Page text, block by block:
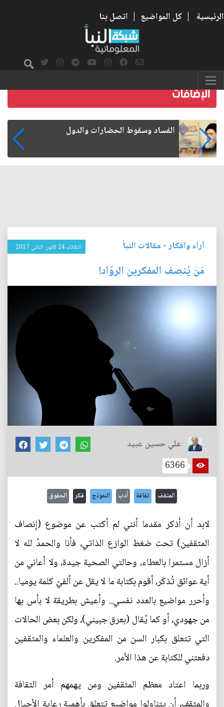
الرئيسية | كل المواضيع | اتصل بنا
رواتب الموظفين على صفيح ساخن
آراء وافكار- مقالات النبأ الثلاثاء 24 كانون الثاني 2017
مَن يُنصف المفكرين الروّاد!
علي حسين عبيد
6366
المثقف ثقافة أدب النموذج فكر الحقوق
لابد أن أذكر مقدما أنني لم أكتب عن موضوع (إنصاف
المثقفين) تحت ضغط الوازع الذاتي، فأنا والحمدُ لله لا
أزال مستمرا بالعطاء، وحالتي الصحية جيدة، ولا أعاني من
أية عوائق تُذكَر، أقوم بكتابة ما لا يقل عن ألفيّ كلمة يوميا..
وأحرر مواضيع بالعدد نفسي.. وأعيش بطريقة لا بأس بها
من جهودي، أو كما يُقال (بعرق جبيني)، ولكن بعض الحالات
التي تتعلق بكبار السن من المفكرين والعلماء والمثقفين
دفعتني للكتابة عن هذا الأمر.
وربما اعتاد معظم المثقفين ومن يهمهم أمر الثقافة